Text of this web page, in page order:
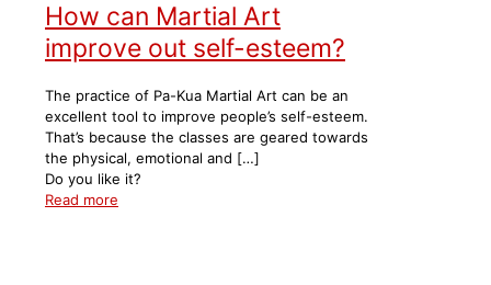
How can Martial Art
improve out self-esteem?
The practice of Pa-Kua Martial Art can be an
excellent tool to improve people’s self-esteem.
That’s because the classes are geared towards
the physical, emotional and […]
Do you like it?
Read more